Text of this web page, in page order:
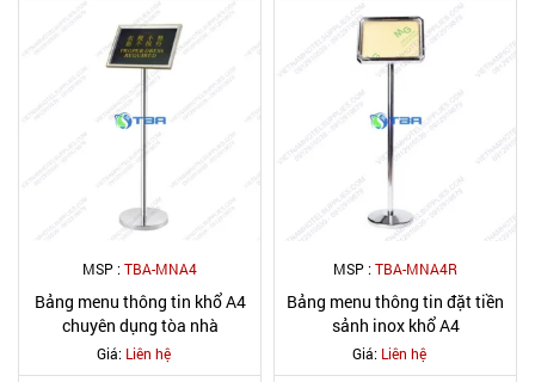
MSP :TBA-MNA4
Bảng menu thông tin khổ A4
chuyên dụng tòa nhà
Giá: Liên hệ
MSP :TBA-MNA4R
Bảng menu thông tin đặt tiền
sảnh inox khổ A4
Giá: Liên hệ